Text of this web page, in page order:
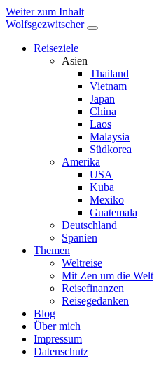
Weiter zum Inhalt
Wolfsgezwitscher
Reiseziele
Asien
Thailand
Vietnam
Japan
China
Laos
Malaysia
Südkorea
Amerika
USA
Kuba
Mexiko
Guatemala
Deutschland
Spanien
Themen
Weltreise
Mit Zen um die Welt
Reisefinanzen
Reisegedanken
Blog
Über mich
Impressum
Datenschutz